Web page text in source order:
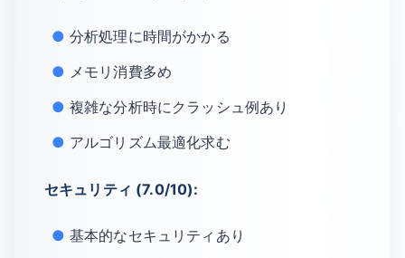
分析処理に時間がかかる
メモリ消費多め
複雑な分析時にクラッシュ例あり
アルゴリズム最適化求む
セキュリティ (7.0/10):
基本的なセキュリティあり